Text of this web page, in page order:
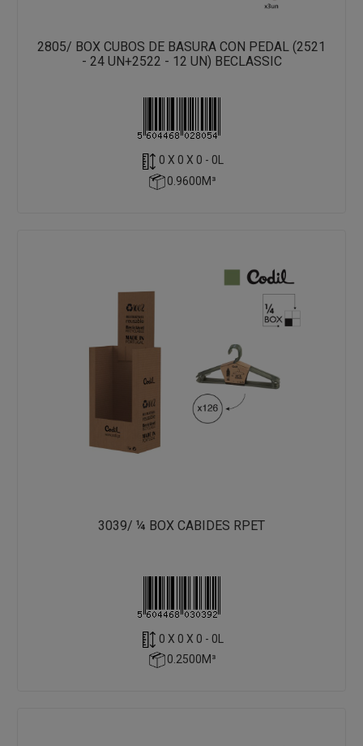
2805/ BOX CUBOS DE BASURA CON PEDAL (2521
- 24 UN+2522 - 12 UN) BECLASSIC
0 X 0 X 0 - 0L
0.9600M³
3039/ ¼ BOX CABIDES RPET
0 X 0 X 0 - 0L
0.2500M³